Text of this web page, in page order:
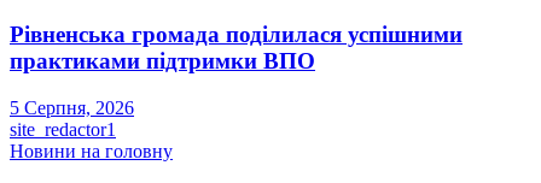
Рівненська громада поділилася успішними
практиками підтримки ВПО
5 Серпня, 2026
site_redactor1
Новини на головну